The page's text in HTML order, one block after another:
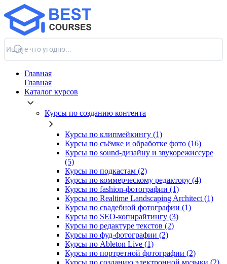
Главная
Главная
Каталог курсов
Курсы по созданию контента
Курсы по клипмейкингу (1)
Курсы по съёмке и обработке фото (16)
Курсы по sound-дизайну и звукорежиссуре
(5)
Курсы по подкастам (2)
Курсы по коммерческому редактору (4)
Курсы по fashion-фотографии (1)
Курсы по Realtime Landscaping Architect (1)
Курсы по свадебной фотографии (1)
Курсы по SEO-копирайтингу (3)
Курсы по редактуре текстов (2)
Курсы по фуд-фотографии (2)
Курсы по Ableton Live (1)
Курсы по портретной фотографии (2)